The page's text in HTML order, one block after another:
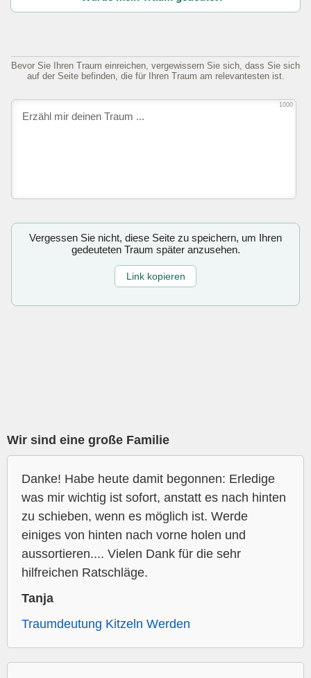
Bevor Sie Ihren Traum einreichen, vergewissern Sie sich, dass Sie sich
auf der Seite befinden, die für Ihren Traum am relevantesten ist.
1000
Vergessen Sie nicht, diese Seite zu speichern, um Ihren
gedeuteten Traum später anzusehen.
Link kopieren
Wir sind eine große Familie
Danke! Habe heute damit begonnen: Erledige
was mir wichtig ist sofort, anstatt es nach hinten
zu schieben, wenn es möglich ist. Werde
einiges von hinten nach vorne holen und
aussortieren.... Vielen Dank für die sehr
hilfreichen Ratschläge.
Tanja
Traumdeutung Kitzeln Werden